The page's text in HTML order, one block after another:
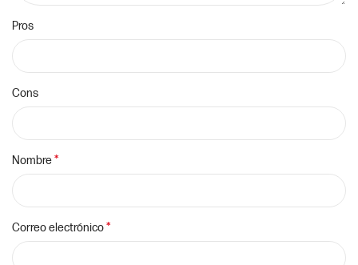
Pros
Cons
Nombre*
Correo electrónico*